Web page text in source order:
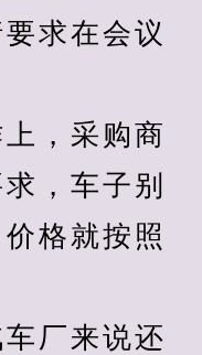
求在会议
，采购商
，车子别
格就按照
厂来说还